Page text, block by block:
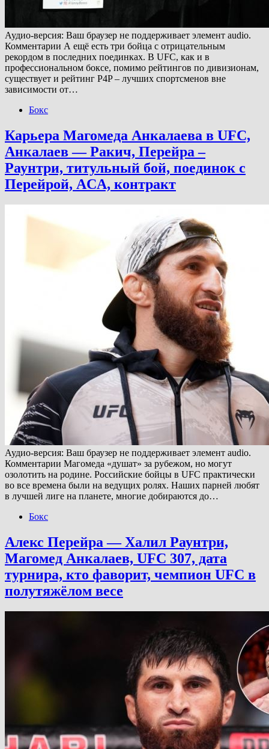
Аудио-версия: Ваш браузер не поддерживает элемент audio.
Комментарии А ещё есть три бойца с отрицательным
рекордом в последних поединках. В UFC, как и в
профессиональном боксе, помимо рейтингов по дивизионам,
существует и рейтинг P4P – лучших спортсменов вне
зависимости от…
Бокс
Карьера Магомеда Анкалаева в UFC,
Анкалаев — Ракич, Перейра –
Раунтри, титульный бой, поединок с
Перейрой, ACA, контракт
Аудио-версия: Ваш браузер не поддерживает элемент audio.
Комментарии Магомеда «душат» за рубежом, но могут
озолотить на родине. Российские бойцы в UFC практически
во все времена были на ведущих ролях. Наших парней любят
в лучшей лиге на планете, многие добираются до…
Бокс
Алекс Перейра — Халил Раунтри,
Магомед Анкалаев, UFC 307, дата
турнира, кто фаворит, чемпион UFC в
полутяжёлом весе